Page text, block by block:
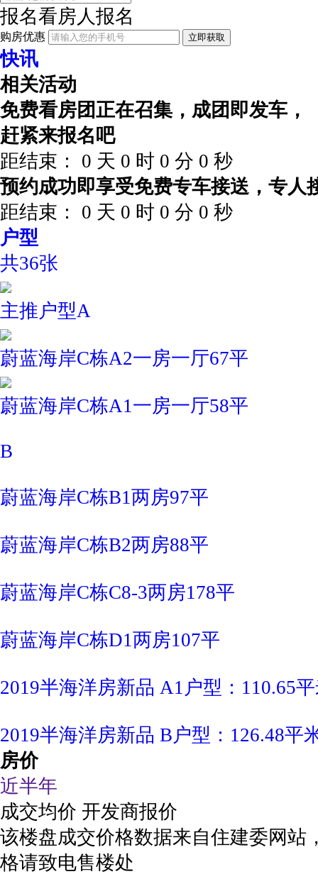
报名看房人报名
购房优惠 立即获取
快讯
相关活动
免费看房团正在召集，成团即发车，
赶紧来报名吧
距结束：
0 天 0 时 0 分 0 秒
预约成功即享受免费专车接送，专人
距结束：
0 天 0 时 0 分 0 秒
户型
共36张
主推户型A
蔚蓝海岸C栋A2一房一厅67平
蔚蓝海岸C栋A1一房一厅58平
B
蔚蓝海岸C栋B1两房97平
蔚蓝海岸C栋B2两房88平
蔚蓝海岸C栋C8-3两房178平
蔚蓝海岸C栋D1两房107平
2019半海洋房新品 A1户型：110.65
2019半海洋房新品 B户型：126.48平
房价
近半年
成交均价 开发商报价
该楼盘成交价格数据来自住建委网站
格请致电售楼处